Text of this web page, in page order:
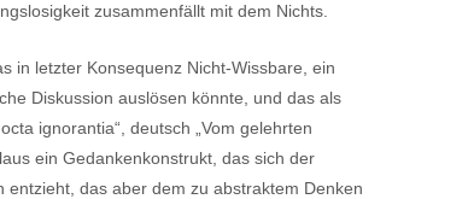
zusammenfällt mit dem Nichts.
in letzter Konsequenz Nicht-Wissbare, ein
Diskussion auslösen könnte, und das als
ignorantia“, deutsch „Vom gelehrten
ein Gedankenkonstrukt, das sich der
das aber dem zu abstraktem Denken